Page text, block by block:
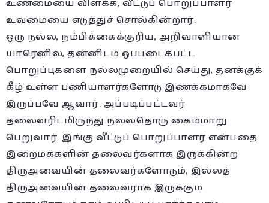
உவமையை எடுத்துச் சொல்கின்றார்.
ஒரு நல்ல, நம்பிக்கைக்குரிய, அறிவாளியான
யாரெனில், தன்னிடம் ஒப்படைக்பட்ட
பொறுப்புகளை நல்லமுறையில் செய்து, தனக்குக்
கீழ் உள்ள பணியாளர்களோடு இணக்கமாகவே
இருப்பவே ஆவார். அப்படிப்பட்டவர்
தலைவரிடமிருந்து நல்லதொரு கைம்மாறு
பெறுவார். இங்கு வீட்டுப் பொறுப்பாளர் என்பதை
இறைமக்களின் தலைவர்களாக இருக்கின்ற
திருஅவையின் தலைவர்களோடும், இல்லத்
திருஅவையின் தலைவராக இருக்கும்